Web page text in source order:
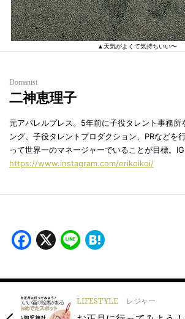
▲天気がよくて気持ちいい〜
Domanist
二神恵理子
元アパレルプレス。5年前に子役タレント事務所
ング、子役タレントプロダクション、PRなどを
って世界一のマネージャーでいることが目標。IG
https://www.instagram.com/erikoikoi/
Facebook
X Line
LIFESTYLE レジャー